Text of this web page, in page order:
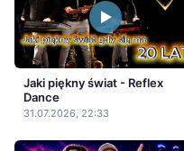
Jaki piękny świat - Reflex
Dance
31.07.2026, 22:33